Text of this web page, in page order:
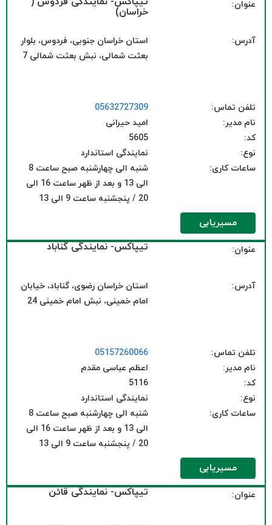
عنوان:
خراسان)
آدرس:
استان خراسان جنوبی، فردوس، بلوار
بعثت شمالی، نبش بعثت شمالی 7
تلفن تماس:
05632727309
نام مدیر:
امید حیرانی
کد:
5605
نوع:
نمایندگی استاندارد
ساعات کاری:
شنبه الی چهارشنبه صبح ساعت 8
الی 13 و بعد از ظهر ساعت 16 الی
20 / پنجشنبه ساعت 9 الی 13
مسیریابی
عنوان: تیپاکس- نمایندگی گناباد
آدرس:
استان خراسان رضوی، گناباد، خیابان
امام خمینی، نبش امام خمینی 24
تلفن تماس:
05157260066
نام مدیر:
اعظم عباسی مقدم
کد:
5116
نوع:
نمایندگی استاندارد
ساعات کاری:
شنبه الی چهارشنبه صبح ساعت 8
الی 13 و بعد از ظهر ساعت 16 الی
20 / پنجشنبه ساعت 9 الی 13
مسیریابی
عنوان: تیپاکس- نمایندگی قائن